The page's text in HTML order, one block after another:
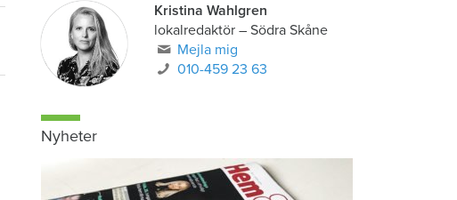
Kristina Wahlgren
lokalredaktör– Södra Skåne
Mejla mig
010-459 23 63
Nyheter